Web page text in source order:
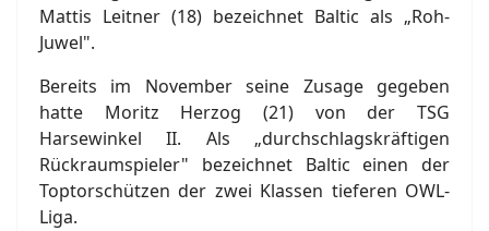
Mattis Leitner (18) bezeichnet Baltic als „Roh-
Juwel".
Bereits im November seine Zusage gegeben
hatte Moritz Herzog (21) von der TSG
Harsewinkel II. Als „durchschlagskräftigen
Rückraumspieler" bezeichnet Baltic einen der
Toptorschützen der zwei Klassen tieferen OWL-
Liga.